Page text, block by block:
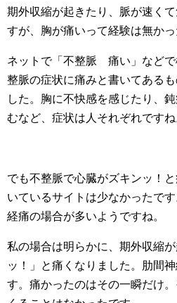
期外収縮が起きたり、脈が速く
すが、胸が痛いって経験は無かっ
ネットで「不整脈 痛い」などで
整脈の症状に痛みと書いてある
した。胸に不快感を感じたり、
むなど、症状は人それぞれですね
でも不整脈で心臓がズキンッ！
いているサイトは少なかったで
経痛の場合が多いようですね。
私の場合は明らかに、期外収縮
ッ！」と痛くなりました。肋間
す。痛かったのはその一瞬だけ